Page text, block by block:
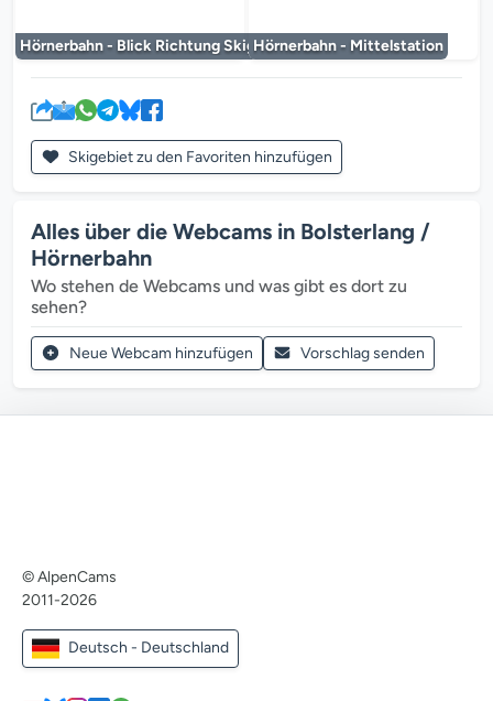
Hörnerbahn - Blick Richtung SkigebietHörnerbahn - Mittelstation
Skigebiet zu den Favoriten hinzufügen
Alles über die Webcams in Bolsterlang /
Hörnerbahn
Wo stehen de Webcams und was gibt es dort zu
sehen?
Neue Webcam hinzufügen Vorschlag senden
© AlpenCams
2011-2026
Deutsch - Deutschland